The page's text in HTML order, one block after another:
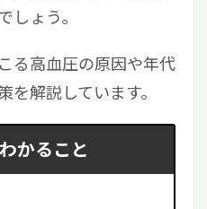
しょう。
る高血圧の原因や年代
解説しています。
かること